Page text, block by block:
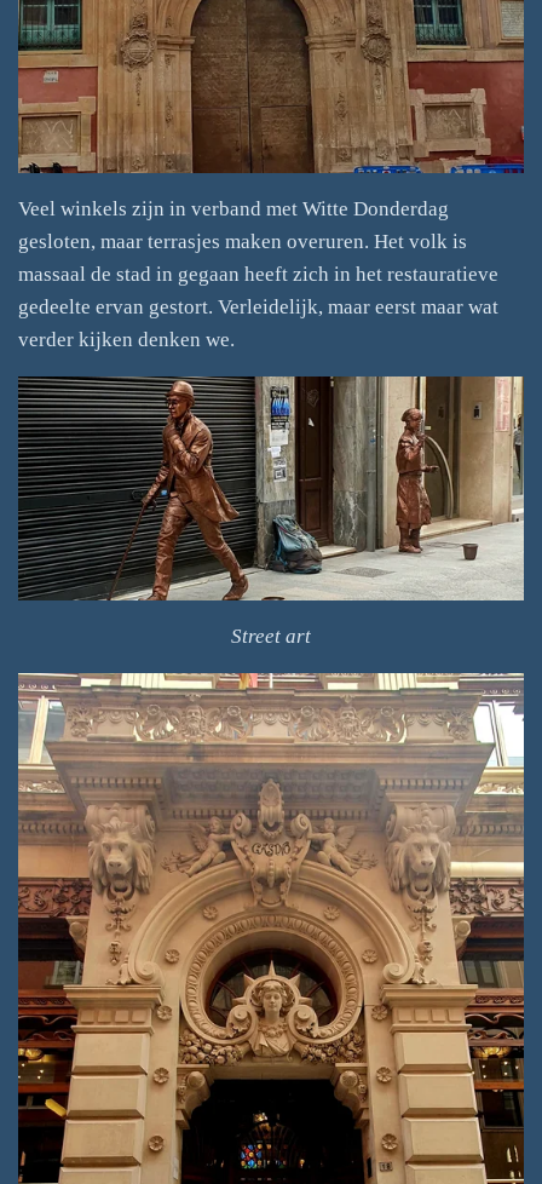
Veel winkels zijn in verband met Witte Donderdag
gesloten, maar terrasjes maken overuren. Het volk is
massaal de stad in gegaan heeft zich in het restauratieve
gedeelte ervan gestort. Verleidelijk, maar eerst maar wat
verder kijken denken we.
Street art